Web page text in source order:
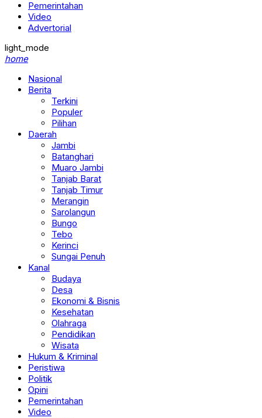
Video
Advertorial
home
Berita
Populer
Pilihan
Daerah
Jambi
Batanghari
Muaro Jambi
Tanjab Barat
Tanjab Timur
Merangin
Sarolangun
Bungo
Tebo
Kerinci
Sungai Penuh
Kanal
Desa
Ekonomi & Bisnis
Kesehatan
Olahraga
Pendidikan
Wisata
Hukum & Kriminal
Peristiwa
Politik
Opini
Pemerintahan
Video
Advertorial